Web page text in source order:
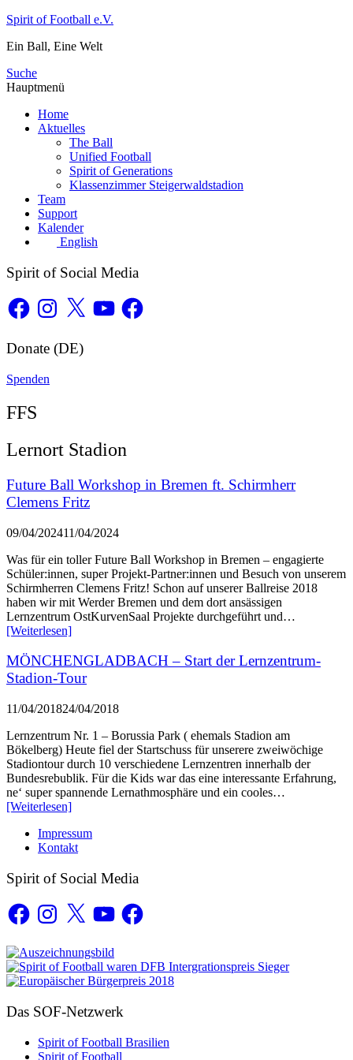
Zum
springen
Spirit of Football e.V.
Ein Ball, Eine Welt
Suche
Hauptmenü
Home
Aktuelles
The Ball
Unified Football
Spirit of Generations
Klassenzimmer Steigerwaldstadion
Team
Support
Kalender
English
Spirit of Social Media
FacebookInstagram
X YouTubeFacebook
Donate (DE)
Spenden
FFS
Lernort Stadion
Future Ball Workshop in Bremen ft. Schirmherr
Clemens Fritz
09/04/202411/04/2024
Was für ein toller Future Ball Workshop in Bremen – engagierte
Schüler:innen, super Projekt-Partner:innen und Besuch von unserem
Schirmherren Clemens Fritz! Schon auf unserer Ballreise 2018
haben wir mit Werder Bremen und dem dort ansässigen
Lernzentrum OstKurvenSaal Projekte durchgeführt und…
[Weiterlesen]
MÖNCHENGLADBACH – Start der Lernzentrum-
Stadion-Tour
11/04/201824/04/2018
Lernzentrum Nr. 1 – Borussia Park ( ehemals Stadion am
Bökelberg) Heute fiel der Startschuss für unserere zweiwöchige
Stadiontour durch 10 verschiedene Lernzentren innerhalb der
Bundesrebublik. Für die Kids war das eine interessante Erfahrung,
ne‘ super spannende Lernathmosphäre und ein cooles…
[Weiterlesen]
Impressum
Kontakt
Spirit of Social Media
FacebookInstagram
X YouTubeFacebook
Auszeichnungen
Das SOF-Netzwerk
Spirit of Football Brasilien
Spirit of Football